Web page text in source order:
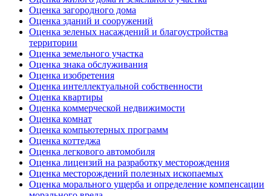
Оценка загородного дома
Оценка зданий и сооружений
Оценка зеленых насаждений и благоустройства
территории
Оценка земельного участка
Оценка знака обслуживания
Оценка изобретения
Оценка интеллектуальной собственности
Оценка квартиры
Оценка коммерческой недвижимости
Оценка комнат
Оценка компьютерных программ
Оценка коттеджа
Оценка легкового автомобиля
Оценка лицензий на разработку месторождения
Оценка месторождений полезных ископаемых
Оценка морального ущерба и определение компенсации